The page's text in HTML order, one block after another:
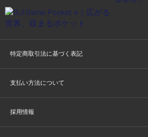
特定商取引法に基づく表記
支払い方法について
採用情報